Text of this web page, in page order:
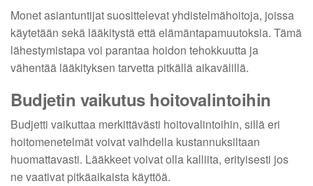
Monet asiantuntijat suosittelevat yhdistelmähoitoja, joissa
käytetään sekä lääkitystä että elämäntapamuutoksia. Tämä
lähestymistapa voi parantaa hoidon tehokkuutta ja
vähentää lääkityksen tarvetta pitkällä aikavälillä.
Budjetin vaikutus hoitovalintoihin
Budjetti vaikuttaa merkittävästi hoitovalintoihin, sillä eri
hoitomenetelmät voivat vaihdella kustannuksiltaan
huomattavasti. Lääkkeet voivat olla kalliita, erityisesti jos
ne vaativat pitkäaikaista käyttöä.